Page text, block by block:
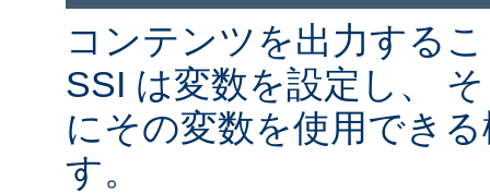
コンテンツを出力する
SSI は変数を設定し、
にその変数を使用でき
す。